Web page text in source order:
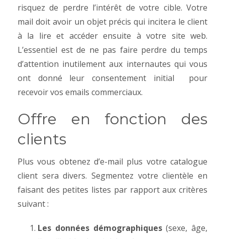
risquez de perdre l’intérêt de votre cible. Votre
mail doit avoir un objet précis qui incitera le client
à la lire et accéder ensuite à votre site web.
L’essentiel est de ne pas faire perdre du temps
d’attention inutilement aux internautes qui vous
ont donné leur consentement initial pour
recevoir vos emails commerciaux.
Offre en fonction des
clients
Plus vous obtenez d’e-mail plus votre catalogue
client sera divers. Segmentez votre clientèle en
faisant des petites listes par rapport aux critères
suivant :
Les données démographiques(sexe, âge,